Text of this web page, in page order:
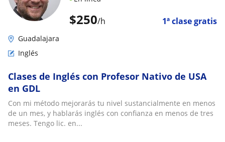
$250/h 1ª clase gratis
Guadalajara
Inglés
Clases de Inglés con Profesor Nativo de USA
en GDL
Con mi método mejorarás tu nivel sustancialmente en menos
de un mes, y hablarás inglés con confianza en menos de tres
meses. Tengo lic. en...